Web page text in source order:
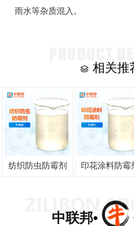
雨水等杂质混入。
相关推
纺织防虫防霉剂 印花涂料防霉
中联邦•